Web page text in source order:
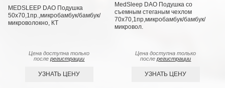
MEDSLEEP DAO Подушка
50х70,1пр.,микробамбук/бамбук/
микроволокно, КТ
Цена доступна только
послерегистрации
УЗНАТЬ ЦЕНУ
MedSleep DAO Подушка со
съемным стеганым чехлом
70х70,1пр,микробамбук/бамбук/
микровол.
Цена доступна только
послерегистрации
УЗНАТЬ ЦЕНУ